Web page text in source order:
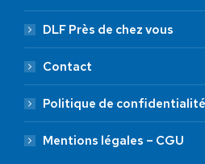
DLF Près de chez vous
Contact
Politique de confidentialité
Mentions légales – CGU